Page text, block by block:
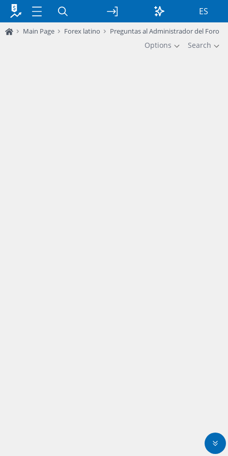
ES
Main Page Forex latino Preguntas al Administrador del Foro
Options Search